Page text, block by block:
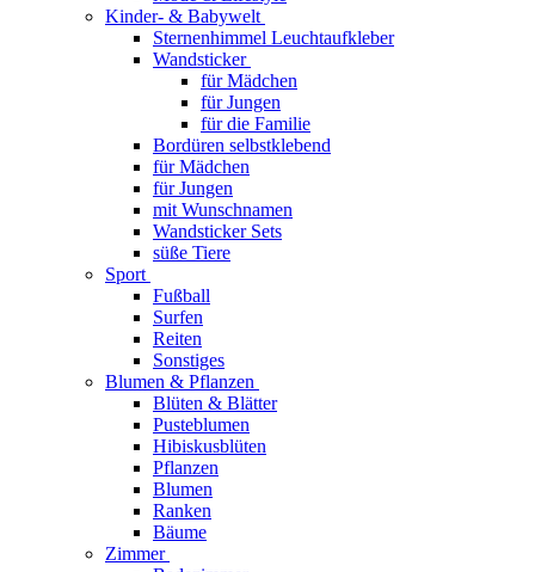
Kinder- & Babywelt
Sternenhimmel Leuchtaufkleber
Wandsticker
für Mädchen
für Jungen
für die Familie
Bordüren selbstklebend
für Mädchen
für Jungen
mit Wunschnamen
Wandsticker Sets
süße Tiere
Sport
Fußball
Surfen
Reiten
Sonstiges
Blumen & Pflanzen
Blüten & Blätter
Pusteblumen
Hibiskusblüten
Pflanzen
Blumen
Ranken
Bäume
Zimmer